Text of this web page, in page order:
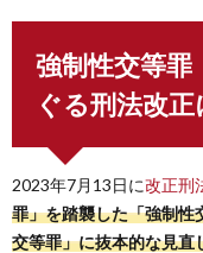
強制性交等罪
ぐる刑法改
2023年7月13日に改正刑
罪」を踏襲した「強制性
交等罪」に抜本的な見直